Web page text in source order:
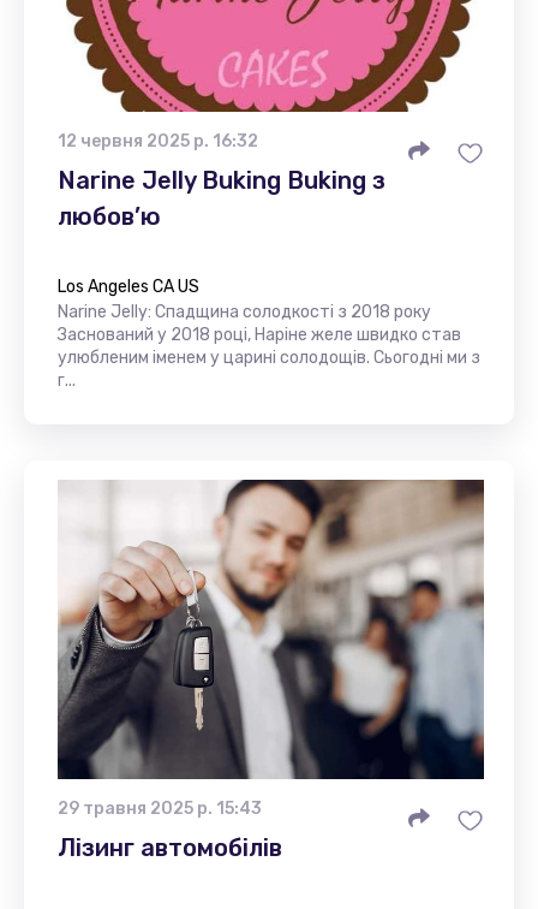
12 червня 2025 р. 16:32
Narine Jelly Buking Buking з
любов’ю
Los Angeles CA US
Narine Jelly: Спадщина солодкості з 2018 року
Заснований у 2018 році, Наріне желе швидко став
улюбленим іменем у царині солодощів. Сьогодні ми з
г...
29 травня 2025 р. 15:43
Лізинг автомобілів